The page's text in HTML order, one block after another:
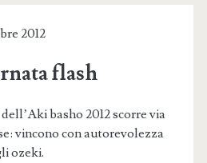
2012
flash
basho 2012 scorre via
vincono con autorevolezza
ozeki.